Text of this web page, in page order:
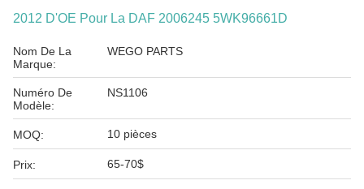
2012 D'OE Pour La DAF 2006245 5WK96661D
Nom De La
Marque:
WEGO PARTS
Numéro De
Modèle:
NS1106
MOQ: 10 pièces
Prix: 65-70$